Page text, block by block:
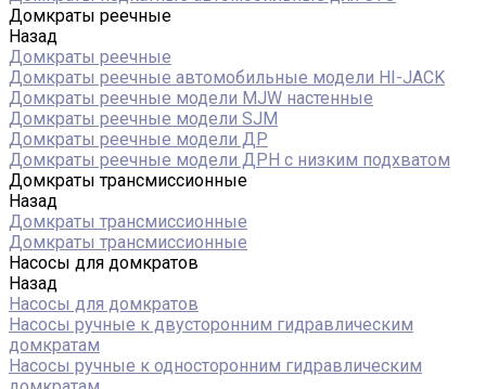
Домкраты реечные
Назад
Домкраты реечные
Домкраты реечные автомобильные модели HI-JACK
Домкраты реечные модели MJW настенные
Домкраты реечные модели SJM
Домкраты реечные модели ДР
Домкраты реечные модели ДРН с низким подхватом
Домкраты трансмиссионные
Назад
Домкраты трансмиссионные
Домкраты трансмиссионные
Насосы для домкратов
Назад
Насосы для домкратов
Насосы ручные к двусторонним гидравлическим
домкратам
Насосы ручные к односторонним гидравлическим